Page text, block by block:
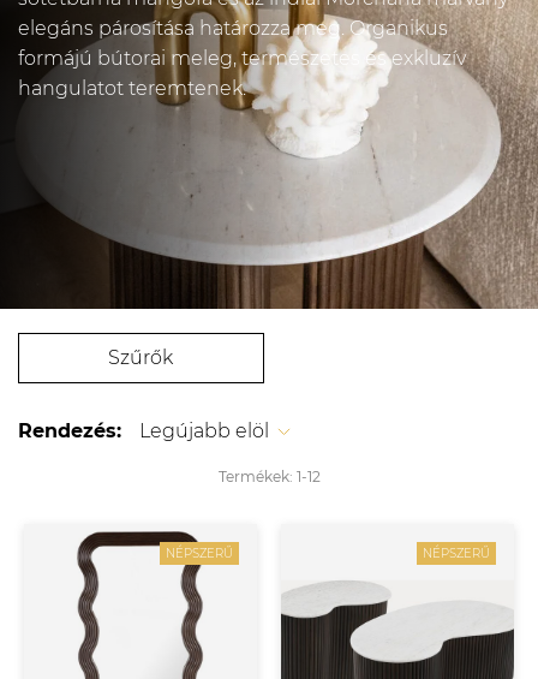
elegáns párosítása határozza meg. Organikus
formájú bútorai meleg, természetes és exkluzív
hangulatot teremtenek.
Szűrők
Rendezés: Legújabb elöl
Termékek: 1-12
NÉPSZERŰ NÉPSZERŰ